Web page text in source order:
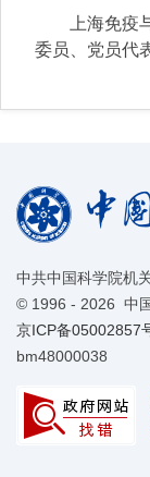
上海免
委员、党员代
中共中国科学院机
© 1996 - 2026 中
京ICP备05002857
bm48000038